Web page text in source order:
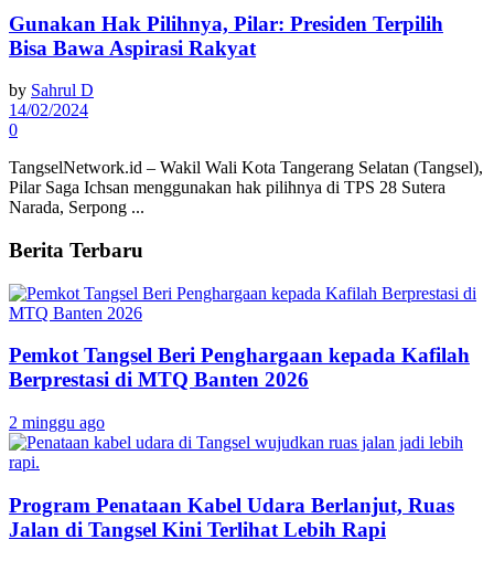
Gunakan Hak Pilihnya, Pilar: Presiden Terpilih
Bisa Bawa Aspirasi Rakyat
by Sahrul D
14/02/2024
0
TangselNetwork.id – Wakil Wali Kota Tangerang Selatan (Tangsel),
Pilar Saga Ichsan menggunakan hak pilihnya di TPS 28 Sutera
Narada, Serpong ...
Berita Terbaru
Pemkot Tangsel Beri Penghargaan kepada Kafilah
Berprestasi di MTQ Banten 2026
2 minggu ago
Program Penataan Kabel Udara Berlanjut, Ruas
Jalan di Tangsel Kini Terlihat Lebih Rapi